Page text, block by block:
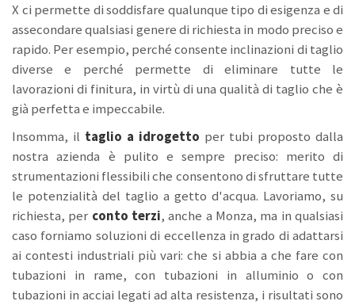
X ci permette di soddisfare qualunque tipo di esigenza e di
assecondare qualsiasi genere di richiesta in modo preciso e
rapido. Per esempio, perché consente inclinazioni di taglio
diverse e perché permette di eliminare tutte le
lavorazioni di finitura, in virtù di una qualità di taglio che è
già perfetta e impeccabile.
Insomma, il taglio a idrogetto per tubi proposto dalla
nostra azienda è pulito e sempre preciso: merito di
strumentazioni flessibili che consentono di sfruttare tutte
le potenzialità del taglio a getto d'acqua. Lavoriamo, su
richiesta, per conto terzi, anche a Monza, ma in qualsiasi
caso forniamo soluzioni di eccellenza in grado di adattarsi
ai contesti industriali più vari: che si abbia a che fare con
tubazioni in rame, con tubazioni in alluminio o con
tubazioni in acciai legati ad alta resistenza, i risultati sono